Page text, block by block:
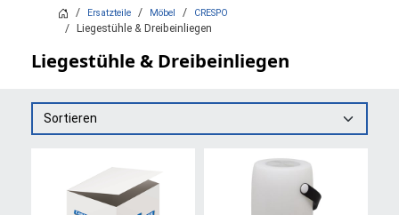
Ersatzteile Möbel CRESPO
Liegestühle & Dreibeinliegen
Liegestühle & Dreibeinliegen
Sortieren